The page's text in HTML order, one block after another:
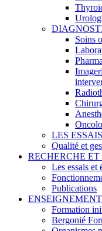
Soins
LES
Qualité et
RECHERCHE
Les essais et
Publications
Formation
Bergonié